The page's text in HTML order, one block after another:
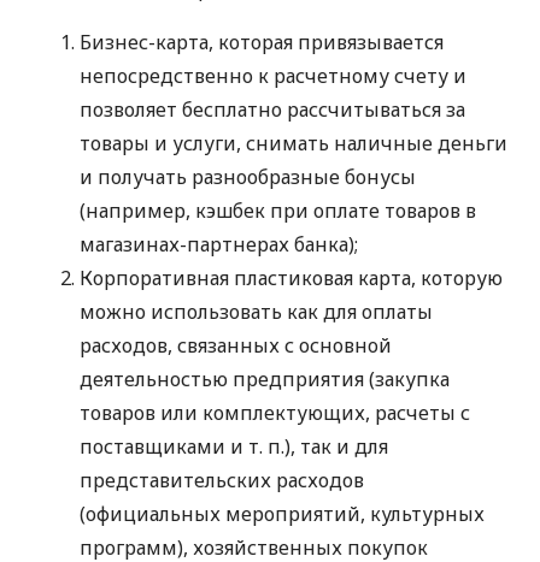
Бизнес-карта, которая привязывается
непосредственно к расчетному счету и
позволяет бесплатно рассчитываться за
товары и услуги, снимать наличные деньги
и получать разнообразные бонусы
(например, кэшбек при оплате товаров в
магазинах-партнерах банка);
Корпоративная пластиковая карта, которую
можно использовать как для оплаты
расходов, связанных с основной
деятельностью предприятия (закупка
товаров или комплектующих, расчеты с
поставщиками и т. п.), так и для
представительских расходов
(официальных мероприятий, культурных
программ), хозяйственных покупок